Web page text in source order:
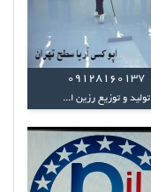
09128160137
تولید و توزیع رزین ا...